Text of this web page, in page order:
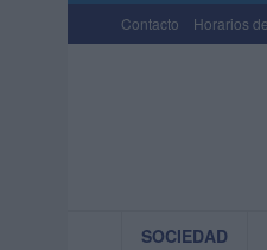
Contacto Horarios
SOCIEDAD